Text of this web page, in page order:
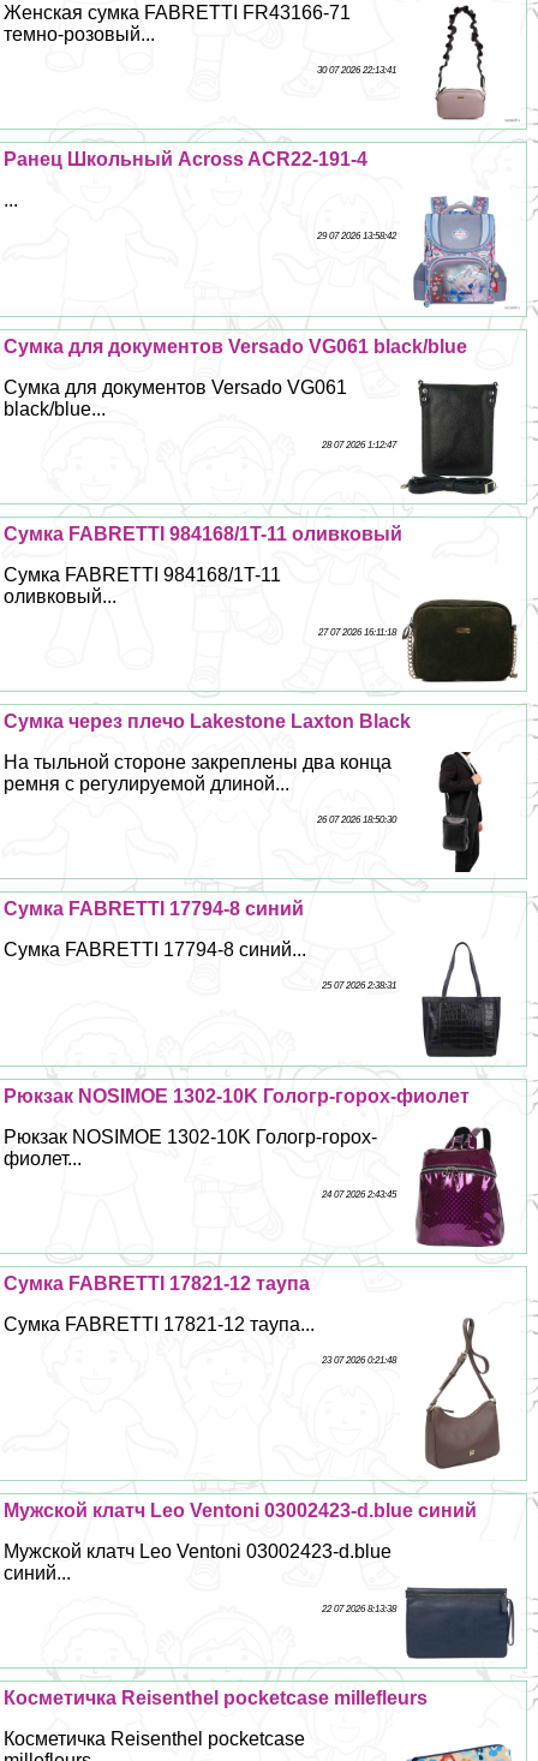
Женская сумка FABRETTI FR43166-71
темно-розовый...
30 07 2026 22:13:41
Ранец Школьный Across ACR22-191-4
...
29 07 2026 13:58:42
Сумка для документов Versado VG061 black/blue
Сумка для документов Versado VG061
black/blue...
28 07 2026 1:12:47
Сумка FABRETTI 984168/1T-11 оливковый
Сумка FABRETTI 984168/1T-11
оливковый...
27 07 2026 16:11:18
Сумка через плечо Lakestone Laxton Black
На тыльной стороне закреплены два конца
ремня с регулируемой длиной...
26 07 2026 18:50:30
Сумка FABRETTI 17794-8 синий
Сумка FABRETTI 17794-8 синий...
25 07 2026 2:38:31
Рюкзак NOSIMOE 1302-10K Гологр-горох-фиолет
Рюкзак NOSIMOE 1302-10K Гологр-горох-
фиолет...
24 07 2026 2:43:45
Сумка FABRETTI 17821-12 таупа
Сумка FABRETTI 17821-12 таупа...
23 07 2026 0:21:48
Мужской клатч Leo Ventoni 03002423-d.blue синий
Мужской клатч Leo Ventoni 03002423-d.blue
синий...
22 07 2026 8:13:38
Косметичка Reisenthel pocketcase millefleurs
Косметичка Reisenthel pocketcase